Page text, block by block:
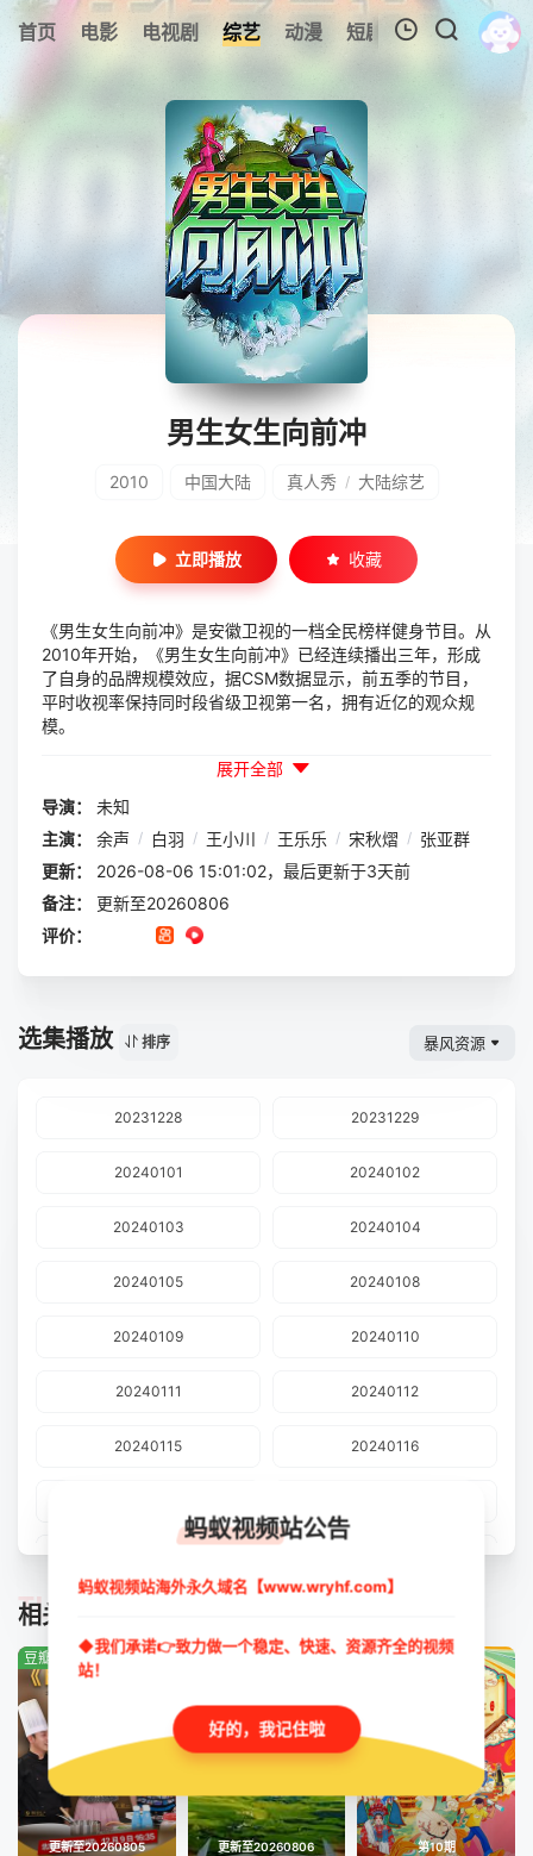
首页 电影 电视剧 综艺 动漫 短剧 今日更新
0
暂无观看影片的记录
男生女生向前冲
2010 中国大陆 真人秀 / 大陆综艺
立即播放 收藏
《男生女生向前冲》是安徽卫视的一档全民榜样健身节目。从
2010年开始，《男生女生向前冲》已经连续播出三年，形成
了自身的品牌规模效应，据CSM数据显示，前五季的节目，
平时收视率保持同时段省级卫视第一名，拥有近亿的观众规
模。
展开全部
导演：
未知
主演：
余声 / 白羽 / 王小川 / 王乐乐 / 宋秋熠 / 张亚群
更新：
2026-08-06 15:01:02，最后更新于3天前
备注：
更新至20260806
评价：
选集播放 排序 暴风资源
20231228 20231229
20240101 20240102
20240103 20240104
20240105 20240108
20240109 20240110
20240111 20240112
20240115 20240116
20240129 20240130
20240202 20240205
相关推荐
TUIJIAN
更新至20260805
豆瓣:7.0分
更新至20260806
豆瓣:8.0分
第10期
豆瓣:0.0分
蚂蚁视频站公告
蚂蚁视频站海外永久域名【www.wryhf.com】
◆我们承诺👉致力做一个稳定、快速、资源齐全的视频
站！
好的，我记住啦